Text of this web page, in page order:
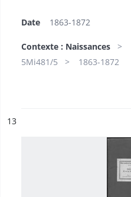
Date 1863-1872
Contexte : Naissances
5Mi481/5
1863-1872
n°
13